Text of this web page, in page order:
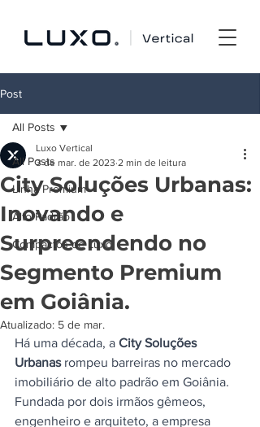
Post
All Posts
Linha Premium
Alto Padrão
Compactos de Luxo
All Posts
City Soluções Urbanas:
Inovando e
Surpreendendo no
Segmento Premium
em Goiânia.
Luxo Vertical
3 de mar. de 2023 2 min de leitura
Atualizado: 5 de mar.
Há uma década, a City Soluções
Urbanas rompeu barreiras no mercado
imobiliário de alto padrão em Goiânia.
Fundada por dois irmãos gêmeos,
engenheiro e arquiteto, a empresa